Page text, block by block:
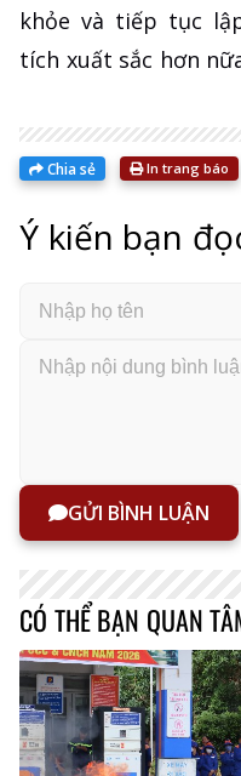
khỏe và tiếp tục
tích xuất sắc hơn
Chia sẻ In trang báo
Ý kiến bạn
GỬI BÌNH LUẬN
CÓ THỂ BẠN QUAN